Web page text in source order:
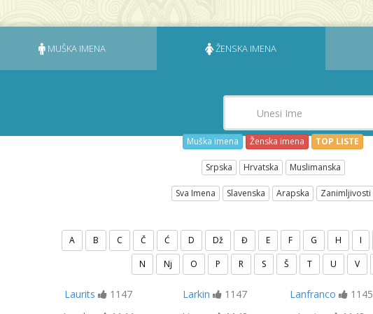
MUŠKA IMENA ŽENSKA IMENA
Muška imena Ženska imena TOP LISTE
Srpska Hrvatska Muslimanska
Sva Imena Slavenska Arapska Zanimljivosti
A B C Č Ć D Dž Đ E F G H I
N
Nj O P R S Š T U V
Laurits 1147 Larkin 1147 Lanfranco 1145